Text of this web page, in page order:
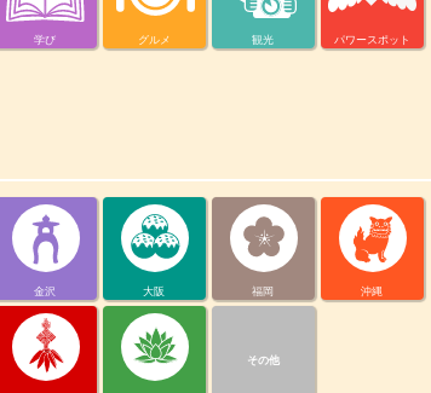
学び グルメ 観光 パワースポット
金沢 大阪 福岡 沖縄
その他